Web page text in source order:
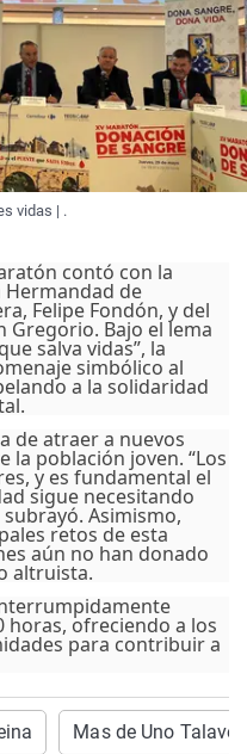
vidas | .
contó con la
Hermandad de
Felipe Fondón, y del
Gregorio. Bajo el lema
salva vidas”, la
simbólico al
a la solidaridad
de atraer a nuevos
la población joven. “Los
y es fundamental el
sigue necesitando
Asimismo,
retos de esta
aún no han donado
altruista.
horas, ofreciendo a los
para contribuir a
Mas de Uno